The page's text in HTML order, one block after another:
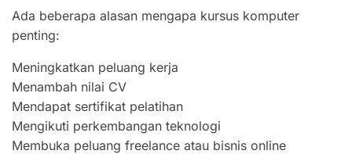
Ada beberapa alasan mengapa kursus komputer
penting:
Meningkatkan peluang kerja
Menambah nilai CV
Mendapat sertifikat pelatihan
Mengikuti perkembangan teknologi
Membuka peluang freelance atau bisnis online